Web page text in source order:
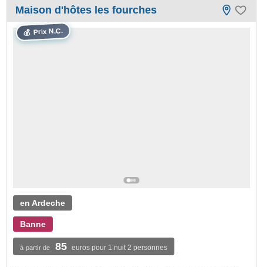
💰 Prix N.C.
Maison d'hôtes les fourches
en Ardeche
Banne
à partir de 85 euros pour 1 nuit 2 personnes